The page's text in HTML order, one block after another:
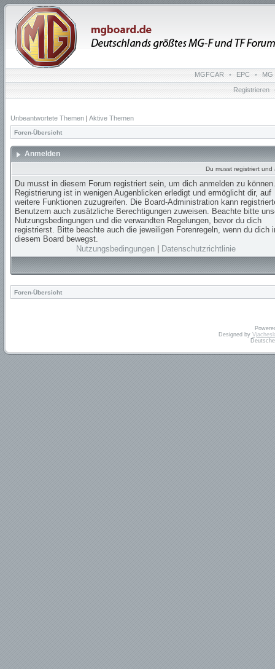
MGFCAR • EPC • MG
Registrieren
Unbeantwortete Themen | Aktive Themen
Foren-Übersicht
Anmelden
Du musst registriert
Du musst in diesem Forum registriert sein, um dich anmelden zu
Registrierung ist in wenigen Augenblicken erledigt und ermöglicht dir, auf
weitere Funktionen zuzugreifen. Die Board-Administration kann
Benutzern auch zusätzliche Berechtigungen zuweisen. Beachte bitte
Nutzungsbedingungen und die verwandten Regelungen, bevor du dich
registrierst. Bitte beachte auch die jeweiligen Forenregeln, wenn du dich
diesem Board bewegst.
Nutzungsbedingungen
Datenschutzrichtlinie
Foren-Übersicht
Designed by